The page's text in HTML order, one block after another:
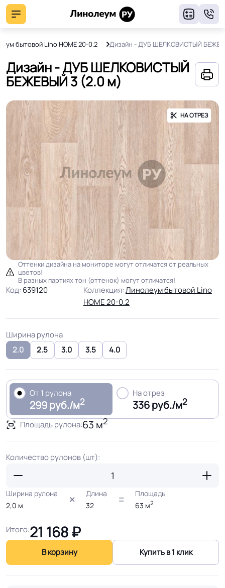
бытовой Lino HOME 20-0.2 Дизайн - ДУБ ШЕЛКОВИСТЫЙ
Дизайн - ДУБ ШЕЛКОВИСТЫЙ
БЕЖЕВЫЙ 3 (2.0 м)
НА ОТРЕЗ
Оттенки дизайна на мониторе могут отличатся от реальных
цветов!
В разных партиях тон (оттенок) могут отличатся!
Код: 639120 Коллекция:Линолеум бытовой Lino
HOME 20-0.2
Ширина рулона
2.0
2.5 3.0 3.5 4.0
От 1 рулона
299 руб./м2
На отрез
336 руб./м2
Площадь рулона:63 м2
Количество рулонов (шт):
Ширина рулона
2,0 м
Длина
32
Площадь
63 м2
Итого:21 168 ₽
В корзину Купить в 1 клик